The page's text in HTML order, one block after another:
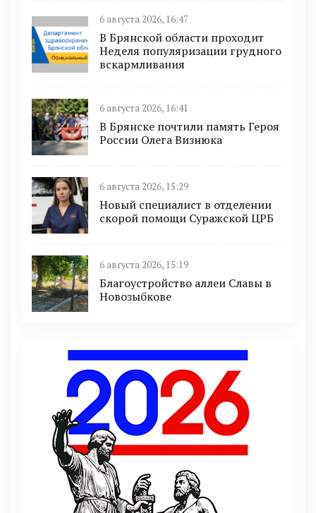
6 августа 2026, 16:47
В Брянской области проходит
Неделя популяризации грудного
вскармливания
6 августа 2026, 16:41
В Брянске почтили память Героя
России Олега Визнюка
6 августа 2026, 15:29
Новый специалист в отделении
скорой помощи Суражской ЦРБ
6 августа 2026, 15:19
Благоустройство аллеи Славы в
Новозыбкове